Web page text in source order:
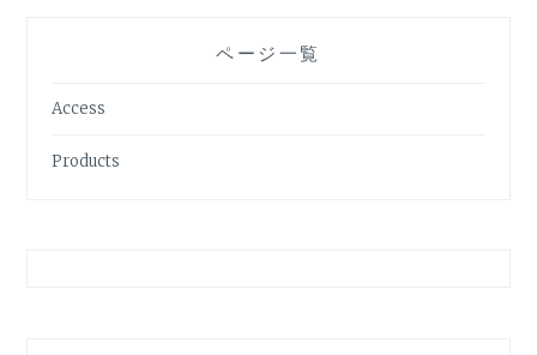
ページ一覧
Access
Products